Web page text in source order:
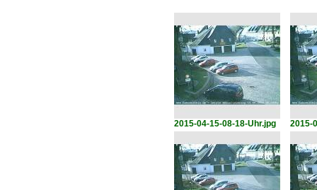
2015-04-15-08-18-Uhr.jpg 2015-